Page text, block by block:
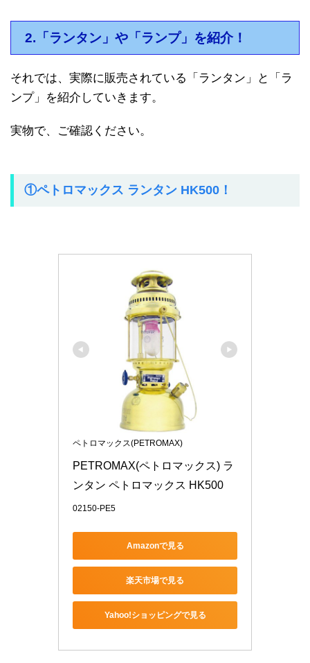
2.「ランタン」や「ランプ」を紹介！
それでは、実際に販売されている「ランタン」と「ラ
ンプ」を紹介していきます。
実物で、ご確認ください。
①ペトロマックス ランタン HK500！
ペトロマックス(PETROMAX)
PETROMAX(ペトロマックス) ラ
ンタン ペトロマックス HK500
02150-PE5
Amazonで見る
楽天市場で見る
Yahoo!ショッピングで見る